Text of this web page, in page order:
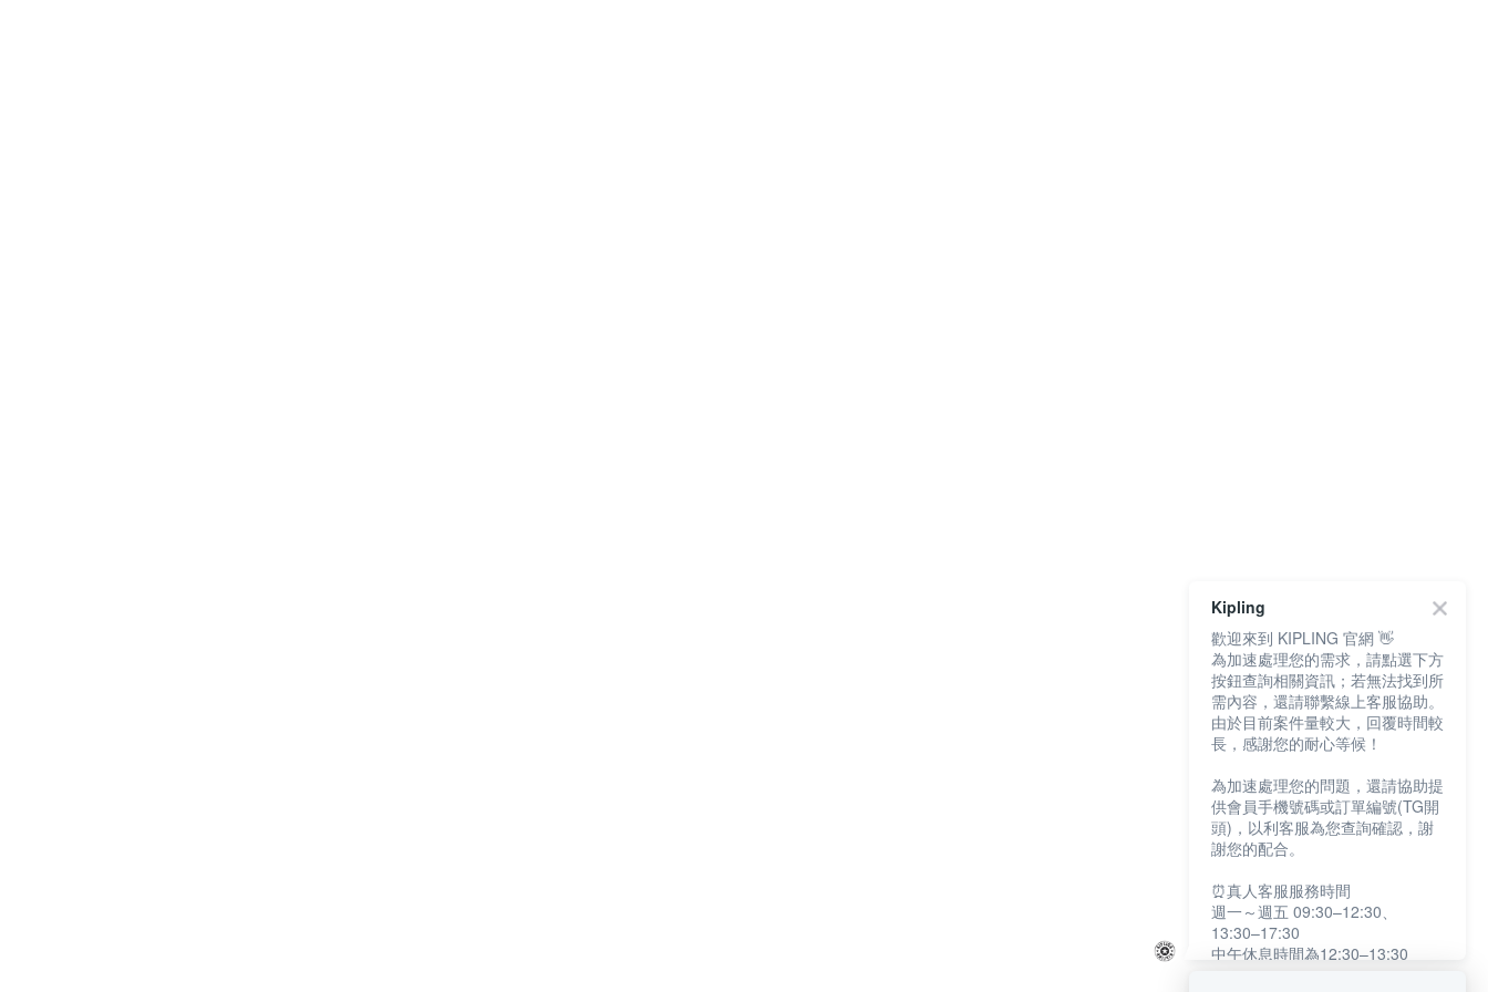
Kipling
歡迎來到 KIPLING 官網 👋
為加速處理您的需求，請點選下方
按鈕查詢相關資訊；若無法找到所
需內容，還請聯繫線上客服協助。
由於目前案件量較大，回覆時間較
長，感謝您的耐心等候！
為加速處理您的問題，還請協助提
供會員手機號碼或訂單編號(TG開
頭)，以利客服為您查詢確認，謝
謝您的配合。
⏰真人客服服務時間
週一～週五 09:30–12:30、
13:30–17:30
中午休息時間為12:30–13:30